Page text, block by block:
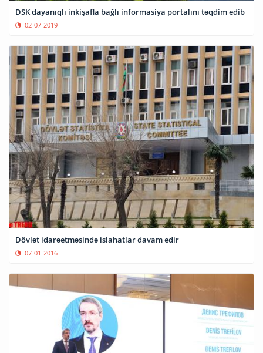
DSK dayanıqlı inkişafla bağlı informasiya portalını təqdim edib
02-07-2019
Dövlət idarəetməsində islahatlar davam edir
07-01-2016